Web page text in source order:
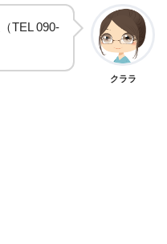
TEL 090-
クララ